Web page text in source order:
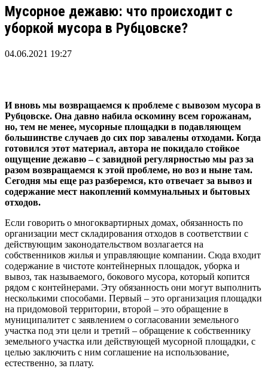
Мусорное дежавю: что происходит с
уборкой мусора в Рубцовске?
04.06.2021 19:27
И вновь мы возвращаемся к проблеме с вывозом мусора в
Рубцовске. Она давно набила оскомину всем горожанам,
но, тем не менее, мусорные площадки в подавляющем
большинстве случаев до сих пор завалены отходами. Когда
готовился этот материал, автора не покидало стойкое
ощущение дежавю – с завидной регулярностью мы раз за
разом возвращаемся к этой проблеме, но воз и ныне там.
Сегодня мы еще раз разберемся, кто отвечает за вывоз и
содержание мест накоплений коммунальных и бытовых
отходов.
Если говорить о многоквартирных домах, обязанность по
организации мест складирования отходов в соответствии с
действующим законодательством возлагается на
собственников жилья и управляющие компании. Сюда входит
содержание в чистоте контейнерных площадок, уборка и
вывоз, так называемого, бокового мусора, который копится
рядом с контейнерами. Эту обязанность они могут выполнить
несколькими способами. Первый – это организация площадки
на придомовой территории, второй – это обращение в
муниципалитет с заявлением о согласовании земельного
участка под эти цели и третий – обращение к собственнику
земельного участка или действующей мусорной площадки, с
целью заключить с ним соглашение на использование,
естественно, за плату.